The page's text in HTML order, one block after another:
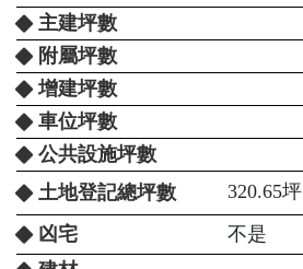
主建坪數
附屬坪數
增建坪數
車位坪數
公共設施坪數
土地登記總坪數
320.65坪
凶宅
不是